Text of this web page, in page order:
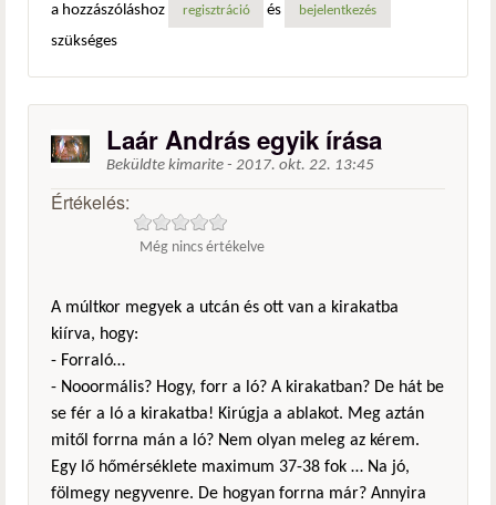
a hozzászóláshoz regisztráció és bejelentkezés
szükséges
Laár András egyik írása
Beküldte kimarite - 2017. okt. 22. 13:45
Értékelés:
Még nincs értékelve
A múltkor megyek a utcán és ott van a kirakatba
kiírva, hogy:
- Forraló…
- Nooormális? Hogy, forr a ló? A kirakatban? De hát be
se fér a ló a kirakatba! Kirúgja a ablakot. Meg aztán
mitől forrna mán a ló? Nem olyan meleg az kérem.
Egy lő hőmérséklete maximum 37-38 fok … Na jó,
fölmegy negyvenre. De hogyan forrna már? Annyira